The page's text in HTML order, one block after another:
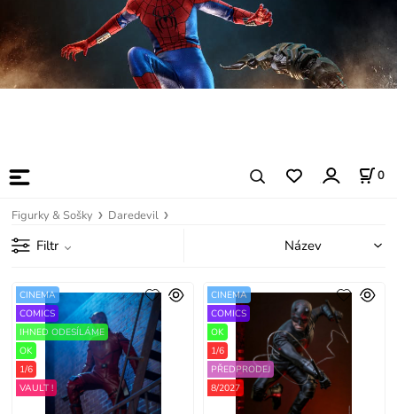
0
Figurky & Sošky Daredevil
Filtr
CINEMA
COMICS
IHNED ODESÍLÁME
OK
1/6
VAULT !
CINEMA
COMICS
OK
1/6
PŘEDPRODEJ
8/2027